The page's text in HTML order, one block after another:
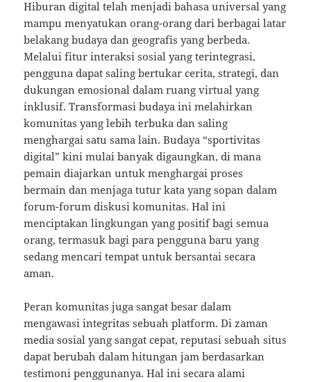
Hiburan digital telah menjadi bahasa universal yang
mampu menyatukan orang-orang dari berbagai latar
belakang budaya dan geografis yang berbeda.
Melalui fitur interaksi sosial yang terintegrasi,
pengguna dapat saling bertukar cerita, strategi, dan
dukungan emosional dalam ruang virtual yang
inklusif. Transformasi budaya ini melahirkan
komunitas yang lebih terbuka dan saling
menghargai satu sama lain. Budaya “sportivitas
digital” kini mulai banyak digaungkan, di mana
pemain diajarkan untuk menghargai proses
bermain dan menjaga tutur kata yang sopan dalam
forum-forum diskusi komunitas. Hal ini
menciptakan lingkungan yang positif bagi semua
orang, termasuk bagi para pengguna baru yang
sedang mencari tempat untuk bersantai secara
aman.
Peran komunitas juga sangat besar dalam
mengawasi integritas sebuah platform. Di zaman
media sosial yang sangat cepat, reputasi sebuah situs
dapat berubah dalam hitungan jam berdasarkan
testimoni penggunanya. Hal ini secara alami